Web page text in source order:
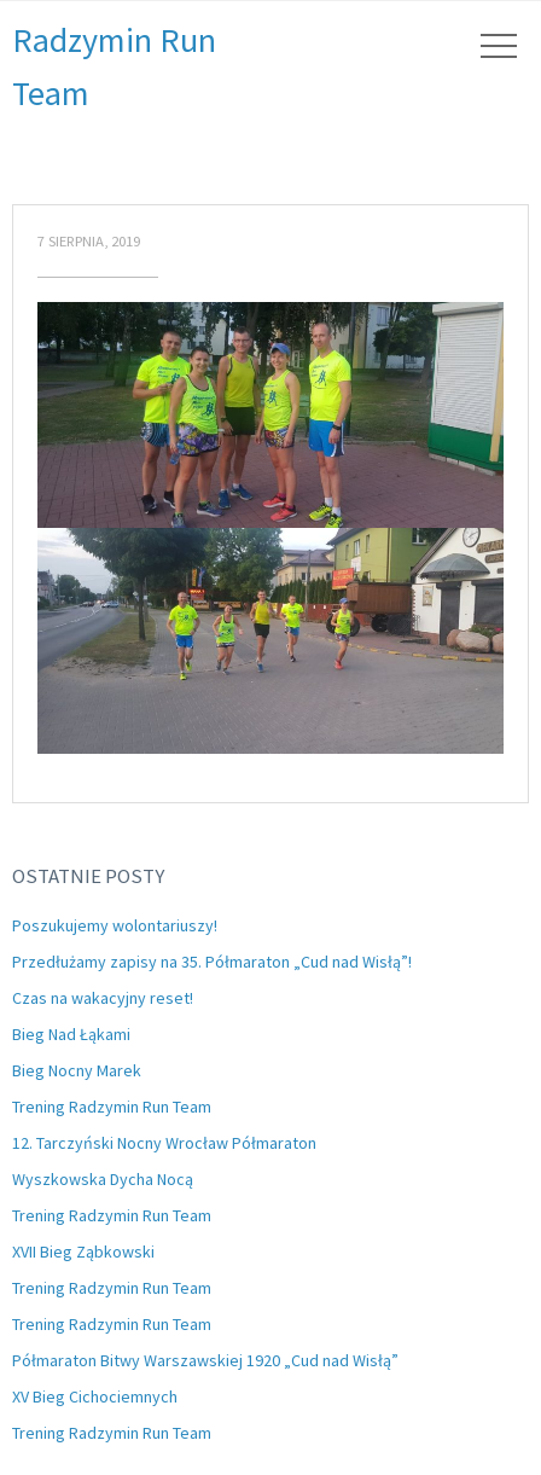
Radzymin Run
Team
7 SIERPNIA, 2019
OSTATNIE POSTY
Poszukujemy wolontariuszy!
Przedłużamy zapisy na 35. Półmaraton „Cud nad Wisłą”!
Czas na wakacyjny reset!
Bieg Nad Łąkami
Bieg Nocny Marek
Trening Radzymin Run Team
12. Tarczyński Nocny Wrocław Półmaraton
Wyszkowska Dycha Nocą
Trening Radzymin Run Team
XVII Bieg Ząbkowski
Trening Radzymin Run Team
Trening Radzymin Run Team
Półmaraton Bitwy Warszawskiej 1920 „Cud nad Wisłą”
XV Bieg Cichociemnych
Trening Radzymin Run Team